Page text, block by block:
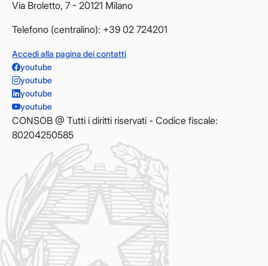
Via Broletto, 7 - 20121 Milano
Telefono (centralino): +39 02 724201
Accedi alla pagina dei contatti
youtube
youtube
youtube
youtube
CONSOB @ Tutti i diritti riservati - Codice fiscale:
80204250585